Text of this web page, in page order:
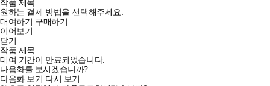
원하는 결제 방법을 선택해주세요.
대여하기 구매하기
이어보기
닫기
작품 제목
대여 기간이 만료되었습니다.
다음화를 보시겠습니까?
다음화 보기 다시 보기